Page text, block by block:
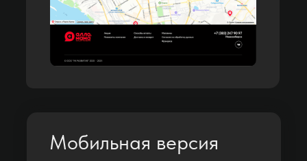
Мобильная версия